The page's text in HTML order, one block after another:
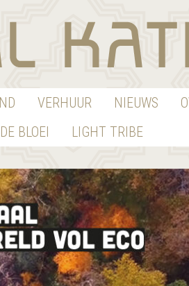
VERHUUR NIEUWS
BLOEI LIGHT TRIBE